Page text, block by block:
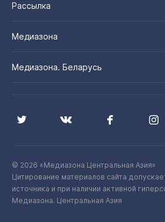
Рассылка
Медиазона
Медиазона. Беларусь
© 2026 «Медиазона Центральная Азия»
Цитирование материалов сайта
источника и при наличии активной
Медиазона. Центральная Азия